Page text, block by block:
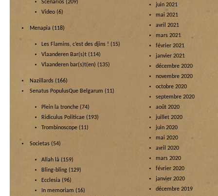
Scénarios (209)
Video (6)
Menapia (118)
Les Flamins, c’est des djins ! (15)
Vlaanderen Bar(s)t (114)
Vlaanderen bar(s)t(en) (135)
Nazillards (166)
Senatus PopulusQue Belgarum (11)
Plein la tronche (74)
Ridiculus Politicae (193)
Trombinoscope (11)
Societas (54)
Allah là (159)
Bling-bling (129)
Ecclesia (96)
In memoriam (16)
juin 2021
mai 2021
avril 2021
mars 2021
février 2021
janvier 2021
décembre 2020
novembre 2020
octobre 2020
septembre 2020
août 2020
juillet 2020
juin 2020
mai 2020
avril 2020
mars 2020
février 2020
janvier 2020
décembre 2019